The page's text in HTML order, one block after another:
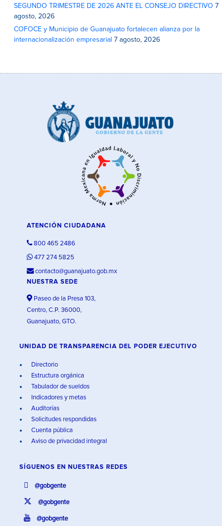
SEGUNDO TRIMESTRE DE 2026 ANTE EL CONSEJO DIRECTIVO 7
agosto, 2026
COFOCE y Municipio de Guanajuato fortalecen alianza por la
internacionalización empresarial 7 agosto, 2026
ATENCIÓN CIUDADANA
800 465 2486
477 274 5825
contacto@guanajuato.gob.mx
NUESTRA SEDE
Paseo de la Presa 103,
Centro, C.P. 36000,
Guanajuato, GTO.
UNIDAD DE TRANSPARENCIA DEL PODER EJECUTIVO
Directorio
Estructura orgánica
Tabulador de sueldos
Indicadores y metas
Auditorías
Solicitudes respondidas
Cuenta pública
Aviso de privacidad integral
SÍGUENOS EN NUESTRAS REDES
@gobgente
@gobgente
@gobgente